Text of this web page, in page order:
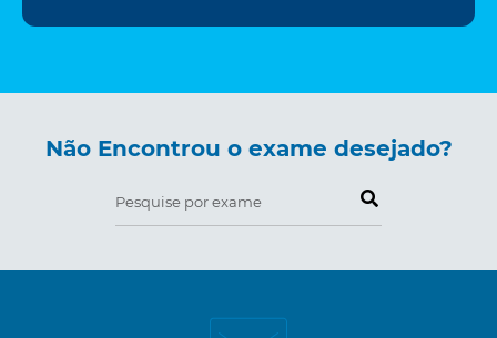
Não Encontrou o exame desejado?
Pesquise por exame